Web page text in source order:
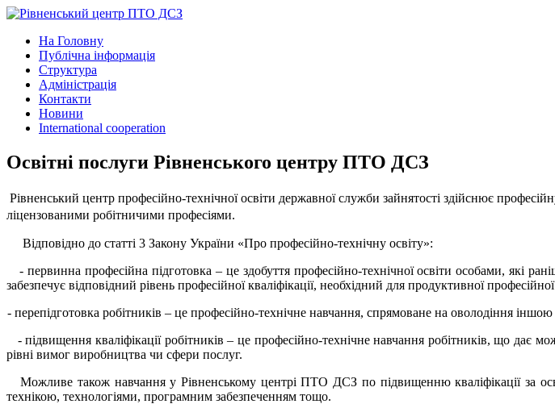
На Головну
Публічна інформація
Структура
Адміністрація
Контакти
Новини
International cooperation
Освітні послуги Рівненського центру ПТО ДСЗ
Рівненський центр професійно-технічної освіти державної служби зайнятості здійснює
ліцензованими робітничими професіями.
Відповідно до статті 3 Закону України «Про професійно-технічну освіту»:
первинна професійна підготовка – це здобуття професійно-технічної освіти особами, які
забезпечує відповідний рівень професійної кваліфікації, необхідний для продуктивної професійної
перепідготовка робітників – це професійно-технічне навчання, спрямоване на оволодіння
підвищення кваліфікації робітників – це професійно-технічне навчання робітників, що дає
рівні вимог виробництва чи сфери послуг.
Можливе також навчання у Рівненському центрі ПТО ДСЗ по підвищенню кваліфікації за
технікою, технологіями, програмним забезпеченням тощо.